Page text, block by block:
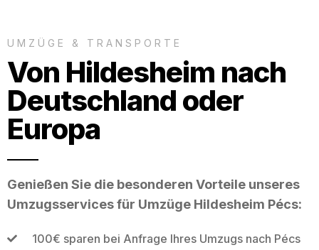
UMZÜGE & TRANSPORTE
Von Hildesheim nach
Deutschland oder
Europa
Genießen Sie die besonderen Vorteile unseres
Umzugsservices für Umzüge Hildesheim Pécs:
100€ sparen bei Anfrage Ihres Umzugs nach Pécs